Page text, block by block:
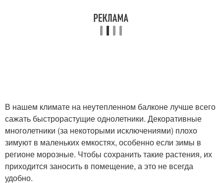
В нашем климате на неутепленном балконе лучше всего
сажать быстрорастущие однолетники. Декоративные
многолетники (за некоторыми исключениями) плохо
зимуют в маленьких емкостях, особенно если зимы в
регионе морозные. Чтобы сохранить такие растения, их
приходится заносить в помещение, а это не всегда
удобно.